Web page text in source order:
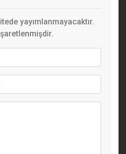
yayımlanmayacaktır.